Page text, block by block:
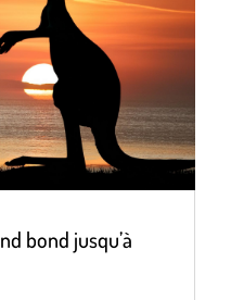
bond jusqu’à